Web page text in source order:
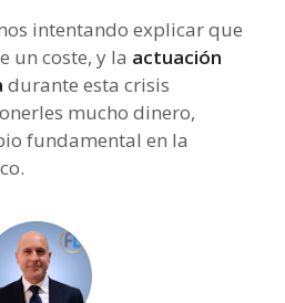
intentando explicar que
un coste, y la actuación
durante esta crisis
mucho dinero,
fundamental en la